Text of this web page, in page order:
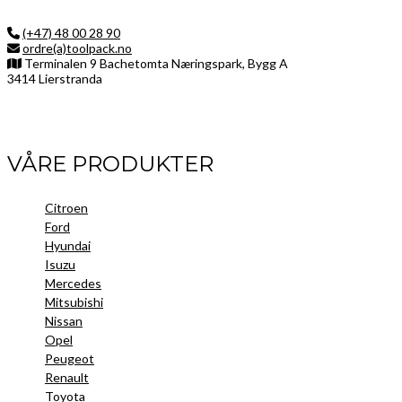
(+47) 48 00 28 90
ordre(a)toolpack.no
Terminalen 9 Bachetomta Næringspark, Bygg A
3414 Lierstranda
VÅRE PRODUKTER
Citroen
Ford
Hyundai
Isuzu
Mercedes
Mitsubishi
Nissan
Opel
Peugeot
Renault
Toyota